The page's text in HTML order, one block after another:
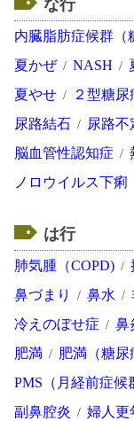
な行
内臓脂肪症候群（
夏かぜ
NASH
夏やせ
２型糖尿
尿路結石
尿路不
脳血管性認知症
ノロウイルス下痢
は行
肺気腫（COPD)
鼻づまり
鼻水
冷えのぼせ症
鼻
肥満
肥満（糖尿
PMS（月経前症候
副鼻腔炎
婦人更